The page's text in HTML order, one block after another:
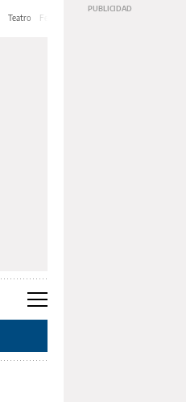
Teatro Feria de Editores